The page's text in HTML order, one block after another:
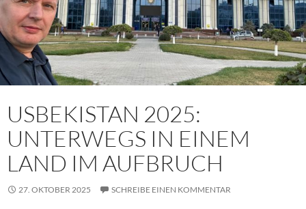
USBEKISTAN 2025:
UNTERWEGS IN EINEM
LAND IM AUFBRUCH
27. OKTOBER 2025 SCHREIBE EINEN KOMMENTAR